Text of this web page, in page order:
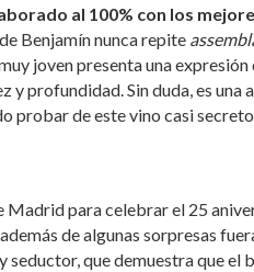
al 100% con los
Benjamín nunca repite
joven presenta una
profundidad. Sin duda, es una
probar de este vino casi
Madrid para celebrar el 25
de algunas sorpresas
que demuestra que el